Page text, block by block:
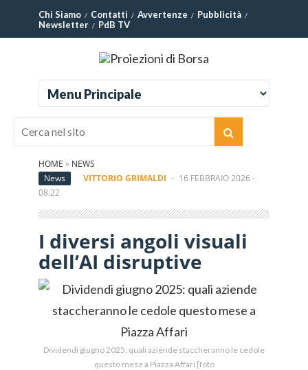
Chi Siamo Contatti Avvertenze
Pubblicità
Newsletter
PdB TV
HOME » NEWS
News
VITTORIO GRIMALDI - 16 FEBBRAIO 2026 -
08:22
I diversi angoli visuali
dell’AI disruptive
Dividendi giugno 2025: quali aziende staccheranno le cedole
questo mese a Piazza Affari [foto